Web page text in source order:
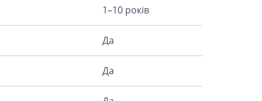
1–10 років
Да
Да